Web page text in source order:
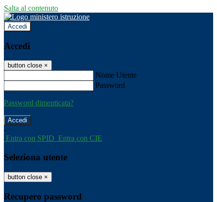
Salta al contenuto
Accedi
Accedi
button close ×
Nome Utente
Password
Password dimenticata?
-
Entra con SPID Entra con CIE
Seleziona utente
button close ×
Recupero password